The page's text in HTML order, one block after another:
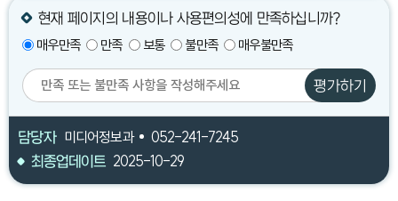
현재 페이지의 내용이나 사용편의성에 만족하십니까?
매우만족 만족 보통 불만족 매우불만족
평가하기
담당자 미디어정보과
052-241-7245
최종업데이트 2025-10-29